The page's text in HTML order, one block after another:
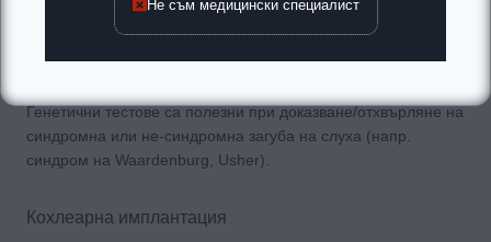
състоянието на слуховия, вестибуларния и лицевия нерв
във вътрешния слухов канал, засягане на централната
Генетични тестове са полезни при доказване/отхвърляне на
синдромна или не-синдромна загуба на слуха (напр.
синдром на Waardenburg, Usher).
Кохлеарна имплантация
Не съм медицински специалист